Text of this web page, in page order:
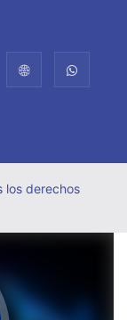
los derechos